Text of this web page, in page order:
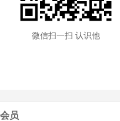
微信扫一扫 认识他
员